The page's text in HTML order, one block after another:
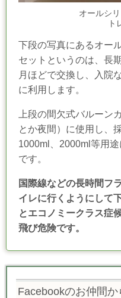
オールシ
ト
下段の写真にあるオー
セットというのは、長
月ほどで交換し、入院
に利用します。
上段の間欠式バルーン
とか夜間）に使用し、
1000ml、2000ml等用
です。
国際線などの長時間フ
イレに行くようにして
とエコノミークラス症
飛び危険です。
Facebookのお仲間か